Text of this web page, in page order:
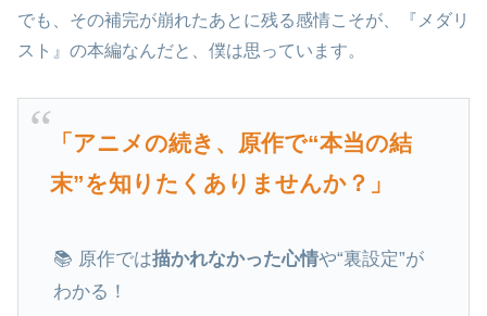
でも、その補完が崩れたあとに残る感情こそが、『メダリ
スト』の本編なんだと、僕は思っています。
「アニメの続き、原作で“本当の結
末”を知りたくありませんか？」
📚 原作では描かれなかった心情や“裏設定”が
わかる！